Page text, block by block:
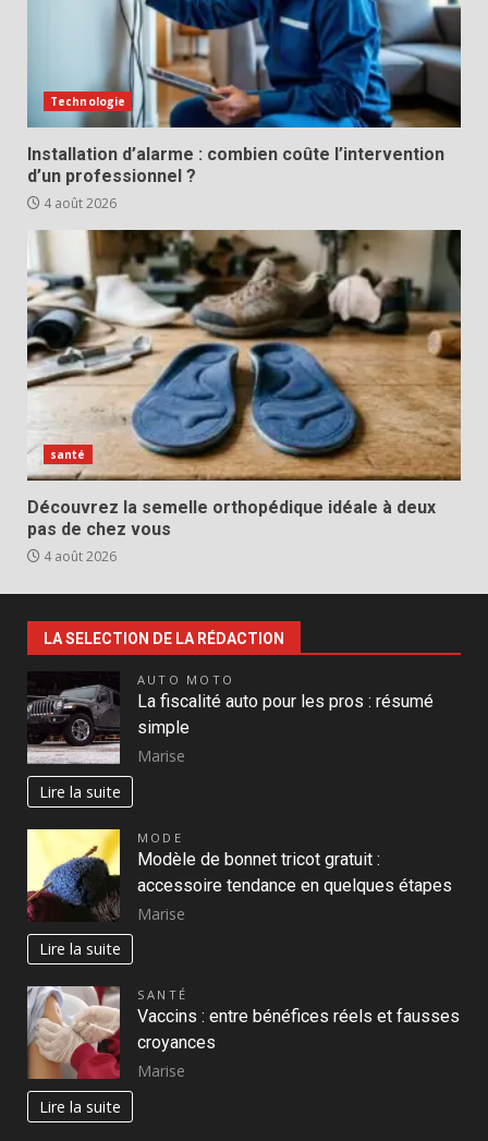
Technologie
Installation d’alarme : combien coûte l’intervention
d’un professionnel ?
4 août 2026
santé
Découvrez la semelle orthopédique idéale à deux
pas de chez vous
4 août 2026
LA SELECTION DE LA RÉDACTION
AUTO MOTO
La fiscalité auto pour les pros : résumé
simple
Marise
Lire la suite
MODE
Modèle de bonnet tricot gratuit :
accessoire tendance en quelques étapes
Marise
Lire la suite
SANTÉ
Vaccins : entre bénéfices réels et fausses
croyances
Marise
Lire la suite